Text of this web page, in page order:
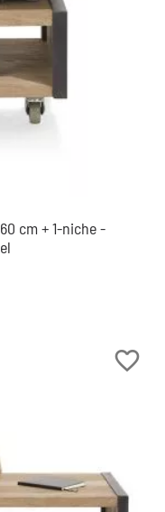
cm + 1-niche -
favorite_border